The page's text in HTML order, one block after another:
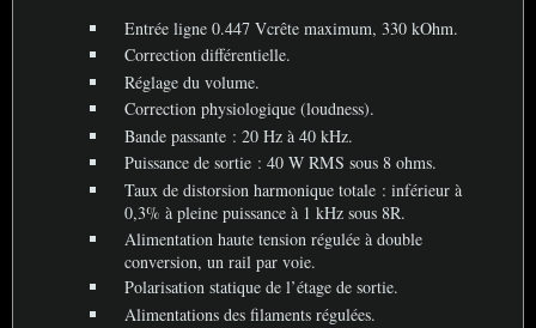
Entrée ligne 0.447 Vcrête maximum, 330 kOhm.
Correction différentielle.
Réglage du volume.
Correction physiologique (loudness).
Bande passante : 20 Hz à 40 kHz.
Puissance de sortie : 40 WRMS sous 8 ohms.
Taux de distorsion harmonique totale : inférieur à
0,3% à pleine puissance à 1 kHz sous 8R.
Alimentation haute tension régulée à double
conversion, un rail par voie.
Polarisation statique de l’étage de sortie.
Alimentations des filaments régulées.